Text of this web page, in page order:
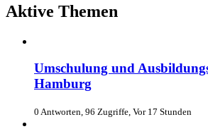
Aktive Themen
Umschulung und
Hamburg
0 Antworten, 96 Zugriffe, Vor 17 Stunden